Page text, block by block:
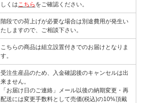
しくはこちら をご確認ください。
階段での荷上げが必要な場合は別途費用が発生い
たしますので、ご相談下さい。
こちらの商品は組立設置付きでのお届けとなりま
す。
受注生産品のため、入金確認後のキャンセルは出
来ません。
「お届け日のご連絡」メール以後の納期変更・再
配送には変更手数料として売価(税込)の10%頂戴